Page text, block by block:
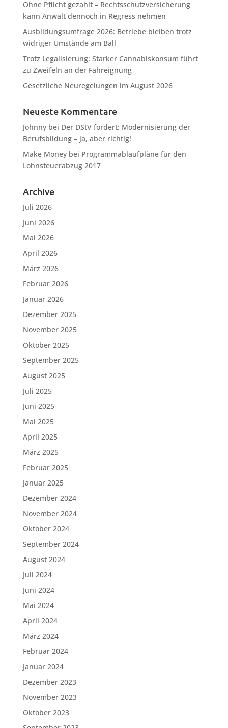
Ohne Pflicht gezahlt – Rechtsschutzversicherung
kann Anwalt dennoch in Regress nehmen
Ausbildungsumfrage 2026: Betriebe bleiben trotz
widriger Umstände am Ball
Trotz Legalisierung: Starker Cannabiskonsum führt
zu Zweifeln an der Fahreignung
Gesetzliche Neuregelungen im August 2026
Neueste Kommentare
Johnnybei Der DStV fordert: Modernisierung der
Berufsbildung – ja, aber richtig!
Make Moneybei Programmablaufpläne für den
Lohnsteuerabzug 2017
Archive
Juli 2026
Juni 2026
Mai 2026
April 2026
März 2026
Februar 2026
Januar 2026
Dezember 2025
November 2025
Oktober 2025
September 2025
August 2025
Juli 2025
Juni 2025
Mai 2025
April 2025
März 2025
Februar 2025
Januar 2025
Dezember 2024
November 2024
Oktober 2024
September 2024
August 2024
Juli 2024
Juni 2024
Mai 2024
April 2024
März 2024
Februar 2024
Januar 2024
Dezember 2023
November 2023
Oktober 2023